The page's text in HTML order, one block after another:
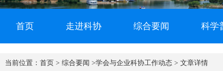
首页 走进科协 综合要闻 科学
当前位置： 首页 > 综合要闻 >学会与企业科协工作动态 > 文章详情